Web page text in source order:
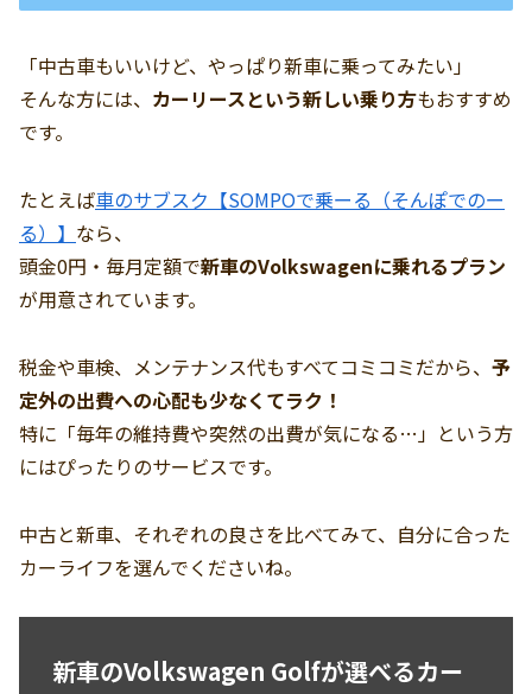
「中古車もいいけど、やっぱり新車に乗ってみたい」
そんな方には、 カーリースという新しい乗り方もおすすめ
です。
たとえば車のサブスク【SOMPOで乗ーる（そんぽでのー
る）】 なら、
頭金0円・毎月定額で新車のVolkswagenに乗れるプラン
が用意されています。
税金や車検、メンテナンス代もすべてコミコミだから、 予
定外の出費への心配も少なくてラク！
特に「毎年の維持費や突然の出費が気になる…」という方
にはぴったりのサービスです。
中古と新車、それぞれの良さを比べてみて、自分に合った
カーライフを選んでくださいね。
新車のVolkswagen Golfが選べるカー